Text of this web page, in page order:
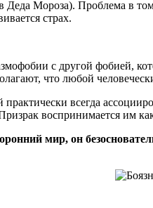
Мороза). Проблема в
страх.
с другой фобией,
что любой
всегда
воспринимается им
мир, он